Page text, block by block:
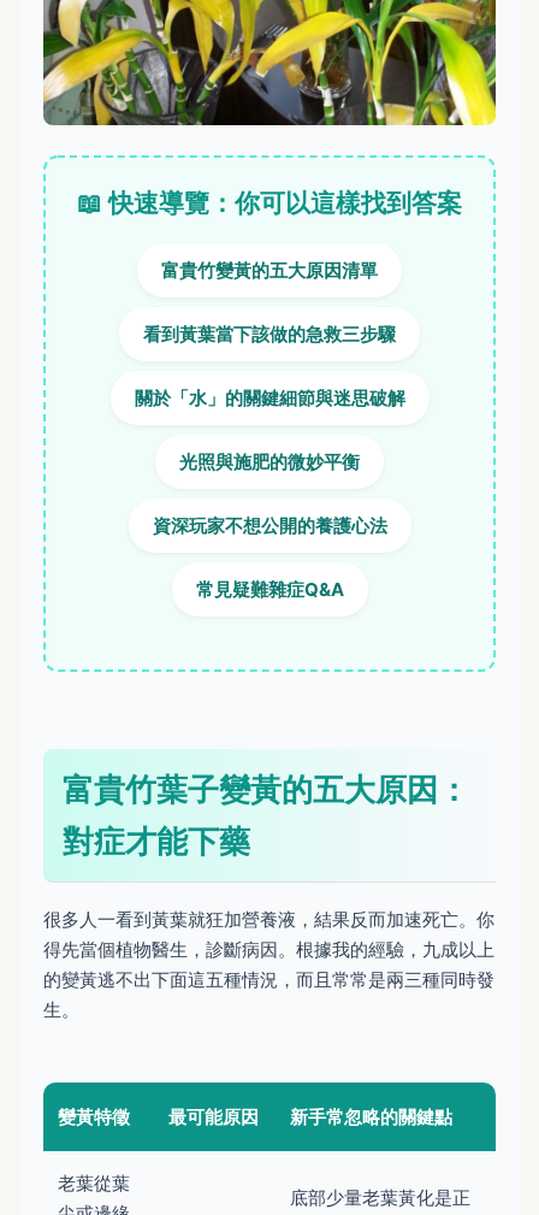
📖 快速導覽：你可以這樣找到答案
富貴竹變黃的五大原因清單
看到黃葉當下該做的急救三步驟
關於「水」的關鍵細節與迷思破解
光照與施肥的微妙平衡
資深玩家不想公開的養護心法
常見疑難雜症Q&A
富貴竹葉子變黃的五大原因：
對症才能下藥
很多人一看到黃葉就狂加營養液，結果反而加速死亡。你
得先當個植物醫生，診斷病因。根據我的經驗，九成以上
的變黃逃不出下面這五種情況，而且常常是兩三種同時發
生。
變黃特徵 最可能原因 新手常忽略的關鍵點
老葉從葉
底部少量老葉黃化是正